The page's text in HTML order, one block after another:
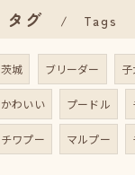
タグ Tags
茨城 ブリーダー
かわいい プードル
チワプー マルプー